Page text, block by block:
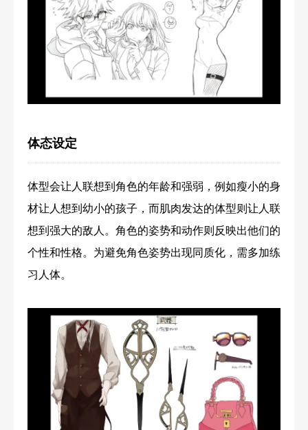
体态设定
体型会让人联想到角色的年龄和强弱，例如瘦小的身
材让人想到幼小的孩子，而肌肉发达的体型则让人联
想到强大的敌人。角色的姿势和动作则反映出他们的
个性和性格。为避免角色姿势出现同质化，需多加练
习人体。